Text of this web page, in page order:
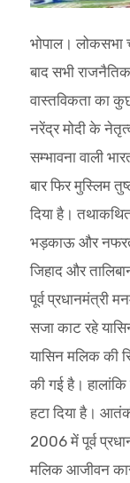
भोपाल। लोकसभा
बाद सभी
वास्तविकता का
नरेंद्र मोदी के
सम्भावना वाली
बार फिर मुस्लिम
दिया है।
भड़काऊ और नफरत
जिहाद और
पूर्व प्रधानमंत्री
सजा काट रहे
यासिन मलिक की
की गई है। हालांकि
हटा दिया है।
2006 में पूर्व
मलिक आजीवन